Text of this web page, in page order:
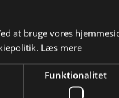
at bruge vores
Læs mere
Funktionalitet